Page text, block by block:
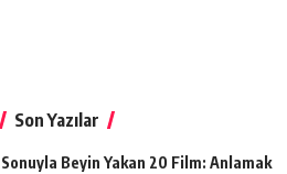
Son Yazılar
Sonuyla Beyin Yakan 20 Film: Anlamak